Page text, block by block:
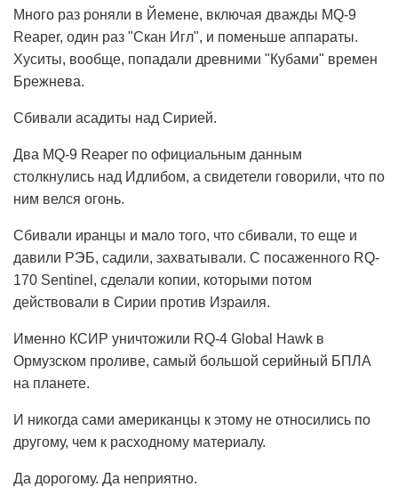
Много раз роняли в Йемене, включая дважды MQ-9
Reaper, один раз "Скан Игл", и поменьше аппараты.
Хуситы, вообще, попадали древними "Кубами" времен
Брежнева.
Сбивали асадиты над Сирией.
Два MQ-9 Reaper по официальным данным
столкнулись над Идлибом, а свидетели говорили, что по
ним велся огонь.
Сбивали иранцы и мало того, что сбивали, то еще и
давили РЭБ, садили, захватывали. С посаженного RQ-
170 Sentinel, сделали копии, которыми потом
действовали в Сирии против Израиля.
Именно КСИР уничтожили RQ-4 Global Hawk в
Ормузском проливе, самый большой серийный БПЛА
на планете.
И никогда сами американцы к этому не относились по
другому, чем к расходному материалу.
Да дорогому. Да неприятно.